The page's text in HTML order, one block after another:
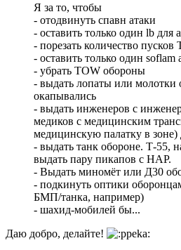
Я за то, чтобы
- отодвинуть спавн атаки
- оставить только один lb для
- порезать количество пусков
- оставить только один soflam
- убрать TOW обороны
- выдать лопаты или молотки
окапывались
- выдать инженеров с
медиков с медицинским
медицинскую палатку в
- выдать танк обороне. Т-55,
выдать пару пикапов с НАР.
- Выдать миномёт или Д30
- подкинуть оптики
БМП/танка, например)
- шахид-мобилей бы...
Даю добро, делайте!